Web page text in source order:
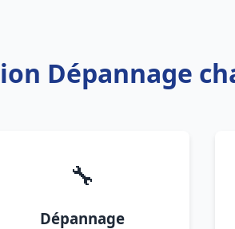
Dépannage
🔧
Dépannage